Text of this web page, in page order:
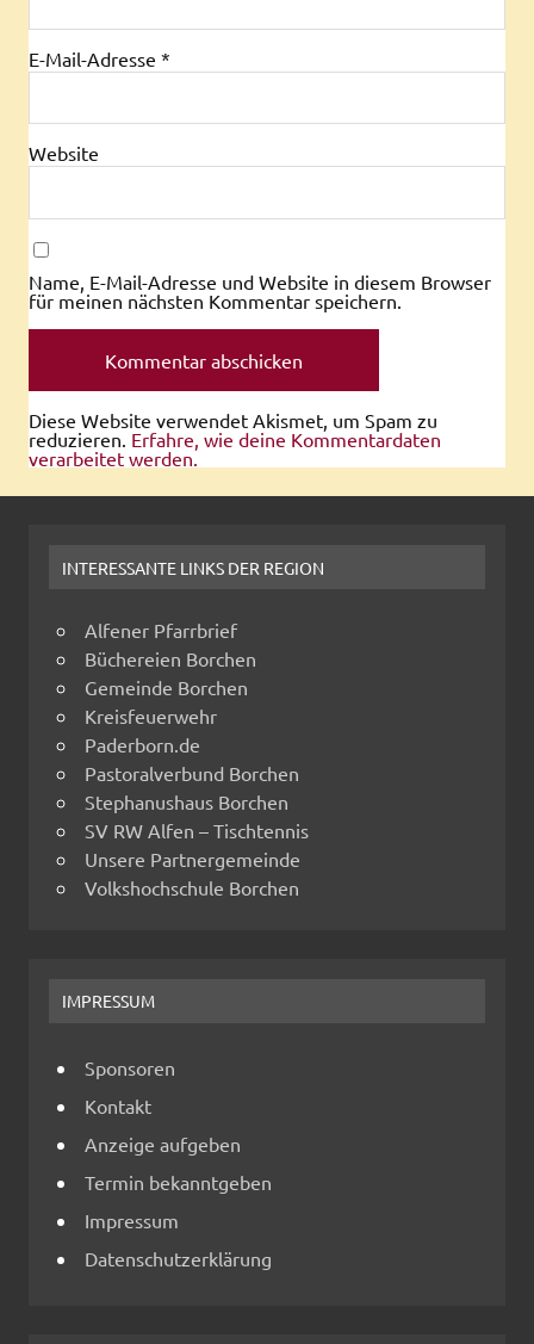
E-Mail-Adresse *
Website
Name, E-Mail-Adresse und Website in diesem Browser
für meinen nächsten Kommentar speichern.
Diese Website verwendet Akismet, um Spam zu
reduzieren. Erfahre, wie deine Kommentardaten
verarbeitet werden.
INTERESSANTE LINKS DER REGION
Alfener Pfarrbrief
Büchereien Borchen
Gemeinde Borchen
Kreisfeuerwehr
Paderborn.de
Pastoralverbund Borchen
Stephanushaus Borchen
SV RW Alfen – Tischtennis
Unsere Partnergemeinde
Volkshochschule Borchen
IMPRESSUM
Sponsoren
Kontakt
Anzeige aufgeben
Termin bekanntgeben
Impressum
Datenschutzerklärung